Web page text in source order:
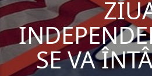
SE VA